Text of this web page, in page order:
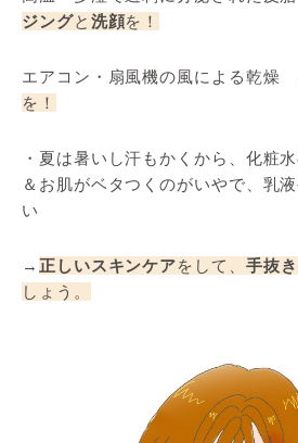
ジングと 洗顔を！
エアコン・扇風機の風による乾
を！
・夏は暑いし汗もかくから、化粧
＆お肌がベタつくのがいやで、乳
い
→ 正しいスキンケアをして、 手抜
しょう。